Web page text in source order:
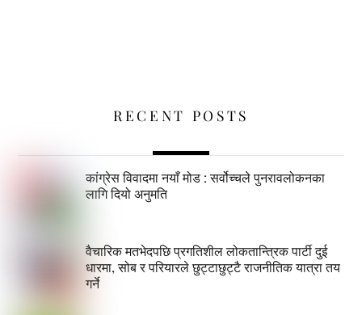
RECENT POSTS
कांग्रेस विवादमा नयाँ मोड : सर्वोच्चले पुनरावलोकनका
लागि दियो अनुमति
वैचारिक मतभेदपछि प्रगतिशील लोकतान्त्रिक पार्टी दुई
धारमा, सोब र परियारले छुट्टाछुट्टै राजनीतिक यात्रा तय
गर्ने